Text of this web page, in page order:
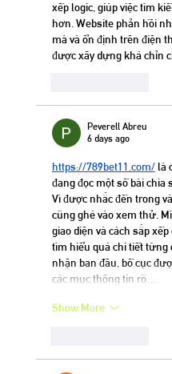
xếp logic, giúp việc tìm
hơn. Website phản hồi
mà và ổn định trên điện
được xây dựng khá chỉn
Peverell Abreu
6 days ago
https://789bet11.com/ là
đang đọc một số bài chia
Vì được nhắc đến trong
cũng ghé vào xem thử.
giao diện và cách sắp
tìm hiểu quá chi tiết từng
nhận ban đầu, bố cục
các mục thông tin rõ…
Show More